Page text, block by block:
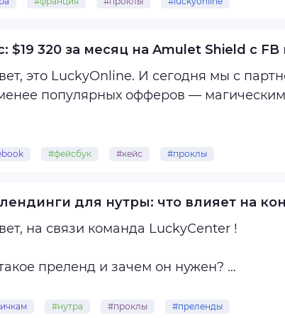
: Nemanex
FR
$19 320 за месяц на Amulet Shield с
это LuckyOnline. И сегодня мы с
популярных офферов —
#фейсбук #кейс #проклы
для нутры: что влияет на
Привет, на связи команда LuckyCenter !
преленд и зачем он нужен?
страница, «прокладка», «прокла», «преленд») —#нутра #проклы #преленды